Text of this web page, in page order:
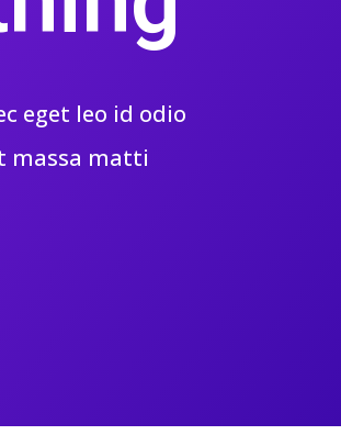
eget leo id odio
massa matti